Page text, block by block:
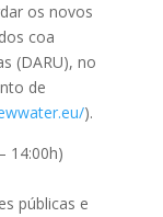
os novos
coa
(DARU), no
de
).
14:00h)
públicas e